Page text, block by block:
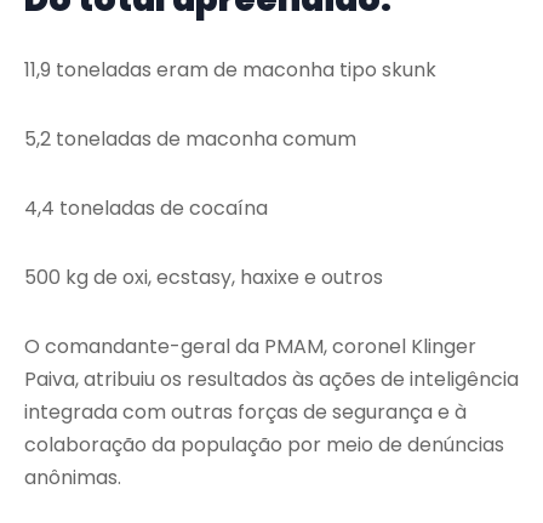
11,9 toneladas eram de maconha tipo skunk
5,2 toneladas de maconha comum
4,4 toneladas de cocaína
500 kg de oxi, ecstasy, haxixe e outros
O comandante-geral da PMAM, coronel Klinger
Paiva, atribuiu os resultados às ações de inteligência
integrada com outras forças de segurança e à
colaboração da população por meio de denúncias
anônimas.